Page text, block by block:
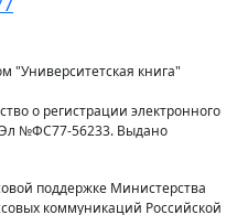
"Университетская книга"
о регистрации электронного
№ФС77-56233. Выдано
поддержке Министерства
коммуникаций Российской